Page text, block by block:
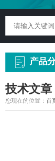
产品
技术文章
您现在的位置：首